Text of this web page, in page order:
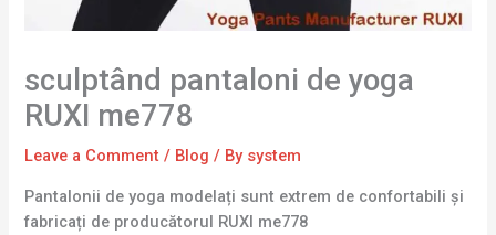
sculptând pantaloni de yoga
RUXI me778
Leave a Comment / Blog / By system
Pantalonii de yoga modelați sunt extrem de confortabili și
fabricați de producătorul RUXI me778